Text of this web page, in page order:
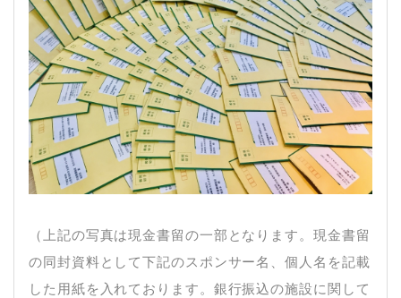
（上記の写真は現金書留の一部となります。現金書留
の同封資料として下記のスポンサー名、個人名を記載
した用紙を入れております。銀行振込の施設に関して